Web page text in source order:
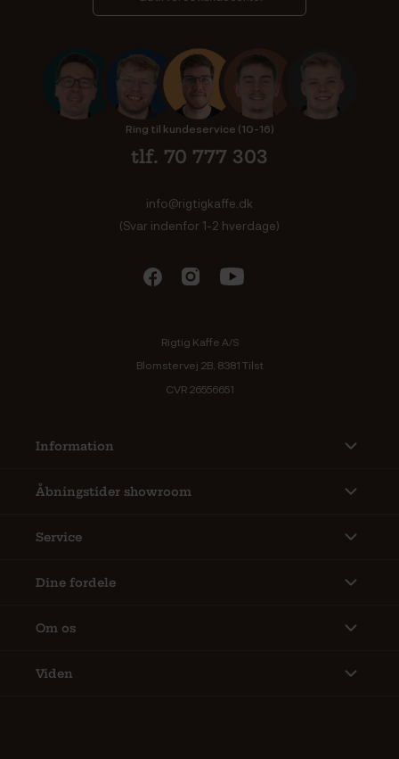
Ring til kundeservice (10-16)
tlf. 70 777 303
info@rigtigkaffe.dk
(Svar indenfor 1-2 hverdage)
Rigtig Kaffe A/S
Blomstervej 2B, 8381 Tilst
CVR 26556651
Information
Åbningstider showroom
Service
Dine fordele
Om os
Viden